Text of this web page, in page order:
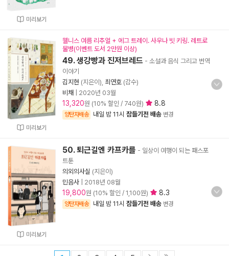
미리보기
미리보기
웰니스 여름 리추얼 + 에그 트레이. 사우나 빗 키링. 레트로
물병(이벤트 도서 2만원 이상)
49. 생강빵과 진저브레드 - 소설과 음식 그리고 번역
이야기
김지현 (지은이), 최연호 (감수)
비채
2020년 03월
13,320원 (10% 할인 / 740원) 8.8
양탄자배송 내일 밤 11시 잠들기전 배송 변경
미리보기
50. 퇴근길엔 카프카를 - 일상이 여행이 되는 패스포
트툰
의외의사실 (지은이)
민음사
2018년 08월
19,800원 (10% 할인 / 1,100원) 8.3
양탄자배송 내일 밤 11시 잠들기전 배송 변경